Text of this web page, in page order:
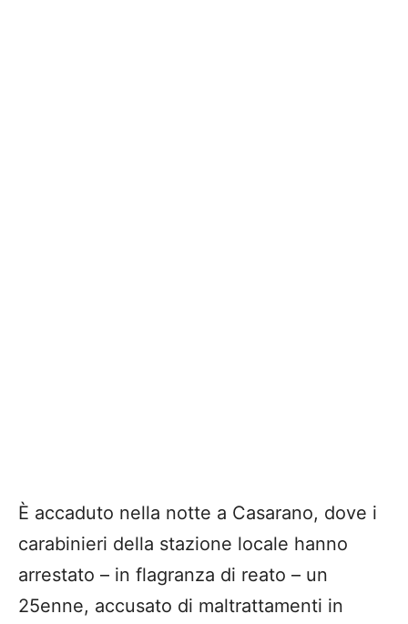
È accaduto nella notte a Casarano, dove i
carabinieri della stazione locale hanno
arrestato – in flagranza di reato – un
25enne, accusato di maltrattamenti in